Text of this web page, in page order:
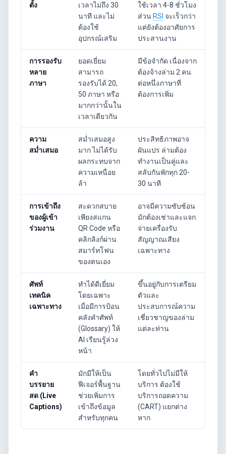
ตั้ง
เวลาไม่ถึง 30
นาที และไม่
ต้องใช้
อุปกรณ์เสริม
ใช้เวลา 4-8 ชั่วโมง
ส่วน RSI จะเร็วกว่า
แต่ยังต้องอาศัยการ
ประสานงาน
การรองรับ
หลาย
ภาษา
ยอดเยี่ยม
สามารถ
รองรับได้ 20,
50 ภาษา หรือ
มากกว่านั้นใน
เวลาเดียวกัน
มีข้อจำกัด เนื่องจาก
ต้องจ้างล่าม 2 คน
ต่อหนึ่งภาษาที่
ต้องการเพิ่ม
ความ
สม่ำเสมอ
สม่ำเสมอสูง
มาก ไม่ได้รับ
ผลกระทบจาก
ความเหนื่อย
ล้า
ประสิทธิภาพอาจ
ผันแปร ล่ามต้อง
ทำงานเป็นคู่และ
สลับกันพักทุก 20-
30 นาที
การเข้าถึง
ของผู้เข้า
ร่วมงาน
สะดวกสบาย
เพียงสแกน
QR Code หรือ
คลิกลิงก์ผ่าน
สมาร์ทโฟน
ของตนเอง
อาจมีความซับซ้อน
มักต้องเช่าและแจก
จ่ายเครื่องรับ
สัญญาณเสียง
เฉพาะทาง
ศัพท์
เทคนิค
เฉพาะทาง
ทำได้ดีเยี่ยม
โดยเฉพาะ
เมื่อมีการป้อน
คลังคำศัพท์
(Glossary) ให้
AI เรียนรู้ล่วง
หน้า
ขึ้นอยู่กับการเตรียม
ตัวและ
ประสบการณ์ความ
เชี่ยวชาญของล่าม
แต่ละท่าน
คำ
บรรยาย
สด (Live
Captions)
มักมีให้เป็น
ฟีเจอร์พื้นฐาน
ช่วยเพิ่มการ
เข้าถึงข้อมูล
สำหรับทุกคน
โดยทั่วไปไม่มีให้
บริการ ต้องใช้
บริการถอดความ
(CART) แยกต่าง
หาก